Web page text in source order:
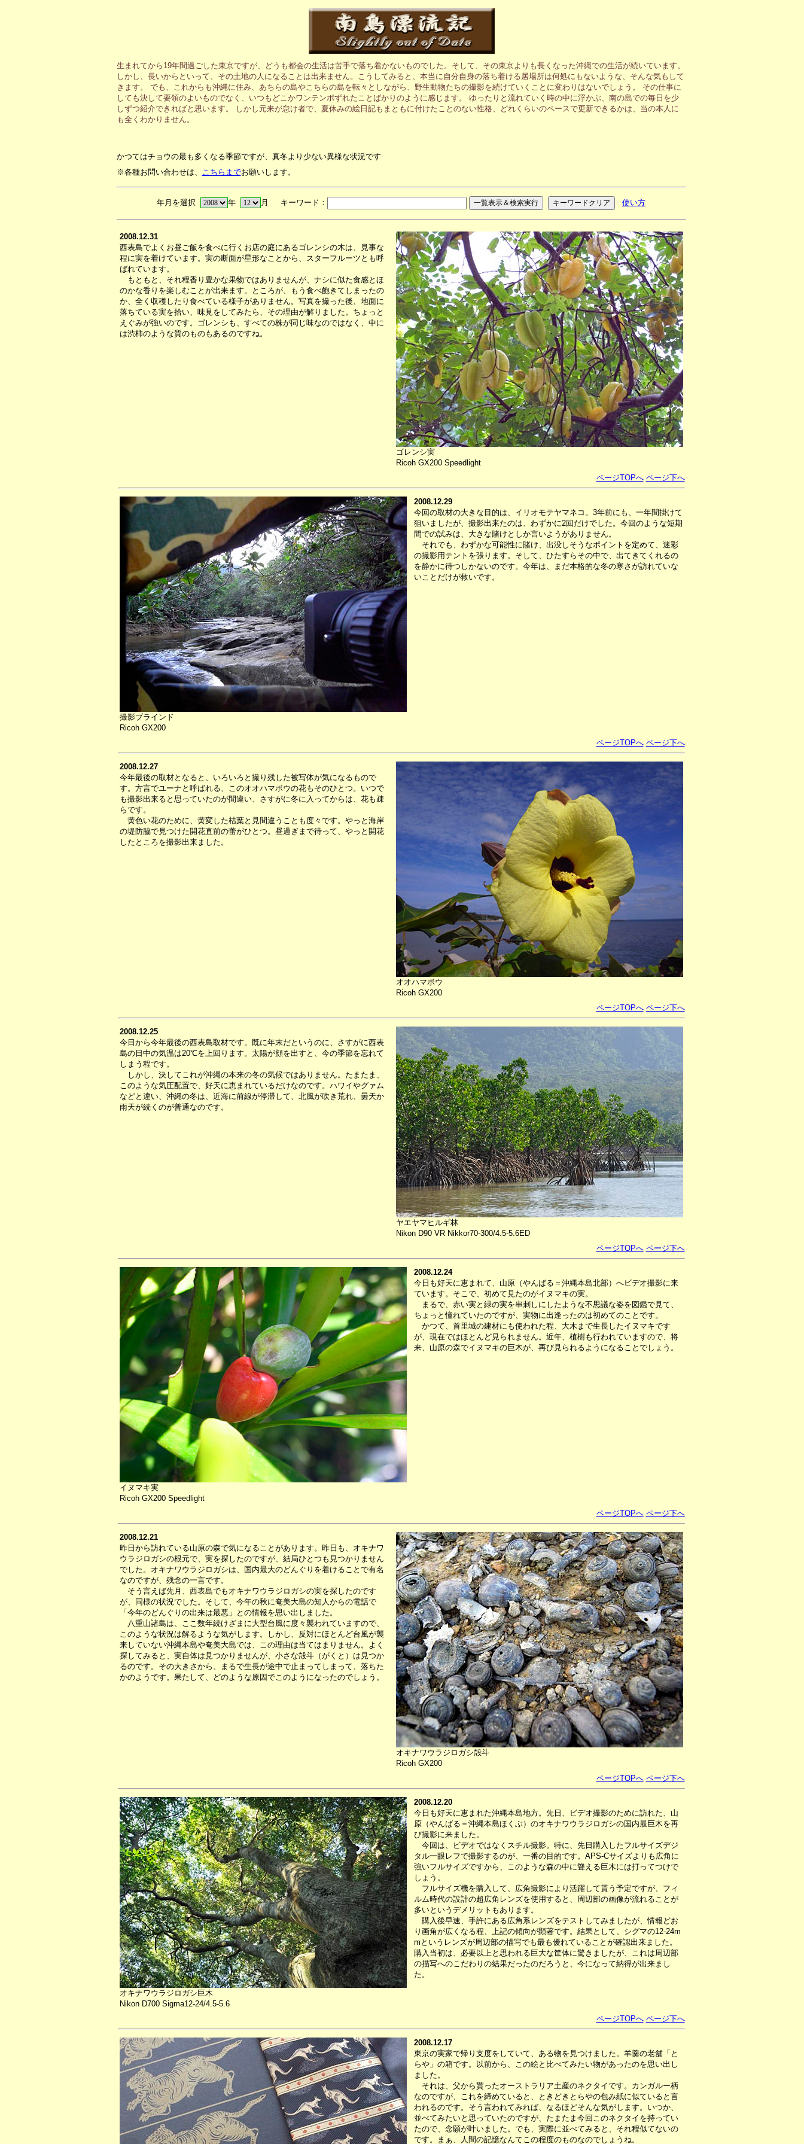
生まれてから19年間過ごした東京ですが、どうも都会の生活は苦手で落ち着かないものでした。そして、その東京よりも長くなった沖縄での生活が続いています。
しかし、長いからといって、その土地の人になることは出来ません。こうしてみると、本当に自分自身の落ち着ける居場所は何処にもないような、そんな気もして
きます。 でも、これからも沖縄に住み、あちらの島やこちらの島を転々としながら、野生動物たちの撮影を続けていくことに変わりはないでしょう。 その仕事に
しても決して要領のよいものでなく、いつもどこかワンテンポずれたことばかりのように感じます。 ゆったりと流れていく時の中に浮かぶ、南の島での毎日を少
しずつ紹介できればと思います。 しかし元来が怠け者で、夏休みの絵日記もまともに付けたことのない性格、どれくらいのペースで更新できるかは、当の本人に
も全くわかりません。
かつてはチョウの最も多くなる季節ですが、真冬より少ない異様な状況です
※各種お問い合わせは、 こちらまでお願いします。
年月を選択 年 月 キーワード： 使い方
2008.12.31
西表島でよくお昼ご飯を食べに行くお店の庭にあるゴレンシの木は、見事な
程に実を着けています。実の断面が星形なことから、スターフルーツとも呼
ばれています。
もともと、それ程香り豊かな果物ではありませんが、ナシに似た食感とほ
のかな香りを楽しむことが出来ます。ところが、もう食べ飽きてしまったの
か、全く収穫したり食べている様子がありません。写真を撮った後、地面に
落ちている実を拾い、味見をしてみたら、その理由が解りました。ちょっと
えぐみが強いのです。ゴレンシも、すべての株が同じ味なのではなく、中に
は渋柿のような質のものもあるのですね。
ゴレンシ実
Ricoh GX200 Speedlight
ページTOPへ ページ下へ
撮影ブラインド
Ricoh GX200
2008.12.29
今回の取材の大きな目的は、イリオモテヤマネコ。3年前にも、一年間掛けて
狙いましたが、撮影出来たのは、わずかに2回だけでした。今回のような短期
間での試みは、大きな賭けとしか言いようがありません。
それでも、わずかな可能性に賭け、出没しそうなポイントを定めて、迷彩
の撮影用テントを張ります。そして、ひたすらその中で、出てきてくれるの
を静かに待つしかないのです。今年は、まだ本格的な冬の寒さが訪れていな
いことだけが救いです。
ページTOPへ ページ下へ
2008.12.27
今年最後の取材となると、いろいろと撮り残した被写体が気になるもので
す。方言でユーナと呼ばれる、このオオハマボウの花もそのひとつ。いつで
も撮影出来ると思っていたのが間違い、さすがに冬に入ってからは、花も疎
らです。
黄色い花のために、黄変した枯葉と見間違うことも度々です。やっと海岸
の堤防脇で見つけた開花直前の蕾がひとつ。昼過ぎまで待って、やっと開花
したところを撮影出来ました。
オオハマボウ
Ricoh GX200
ページTOPへ ページ下へ
2008.12.25
今日から今年最後の西表島取材です。既に年末だというのに、さすがに西表
島の日中の気温は20℃を上回ります。太陽が顔を出すと、今の季節を忘れて
しまう程です。
しかし、決してこれが沖縄の本来の冬の気候ではありません。たまたま、
このような気圧配置で、好天に恵まれているだけなのです。ハワイやグァム
などと違い、沖縄の冬は、近海に前線が停滞して、北風が吹き荒れ、曇天か
雨天が続くのが普通なのです。
ヤエヤマヒルギ林
Nikon D90 VR Nikkor70-300/4.5-5.6ED
ページTOPへ ページ下へ
イヌマキ実
Ricoh GX200 Speedlight
2008.12.24
今日も好天に恵まれて、山原（やんばる＝沖縄本島北部）へビデオ撮影に来
ています。そこで、初めて見たのがイヌマキの実。
まるで、赤い実と緑の実を串刺しにしたような不思議な姿を図鑑で見て、
ちょっと憧れていたのですが、実物に出逢ったのは初めてのことです。
かつて、首里城の建材にも使われた程、大木まで生長したイヌマキです
が、現在ではほとんど見られません。近年、植樹も行われていますので、将
来、山原の森でイヌマキの巨木が、再び見られるようになることでしょう。
ページTOPへ ページ下へ
2008.12.21
昨日から訪れている山原の森で気になることがあります。昨日も、オキナワ
ウラジロガシの根元で、実を探したのですが、結局ひとつも見つかりません
でした。オキナワウラジロガシは、国内最大のどんぐりを着けることで有名
なのですが、残念の一言です。
そう言えば先月、西表島でもオキナワウラジロガシの実を探したのです
が、同様の状況でした。そして、今年の秋に奄美大島の知人からの電話で
「今年のどんぐりの出来は最悪」との情報を思い出しました。
八重山諸島は、ここ数年続けざまに大型台風に度々襲われていますので、
このような状況は解るような気がします。しかし、反対にほとんど台風が襲
来していない沖縄本島や奄美大島では、この理由は当てはまりません。よく
探してみると、実自体は見つかりませんが、小さな殻斗（がくと）は見つか
るのです。その大きさから、まるで生長が途中で止まってしまって、落ちた
かのようです。果たして、どのような原因でこのようになったのでしょう。
オキナワウラジロガシ殻斗
Ricoh GX200
ページTOPへ ページ下へ
オキナワウラジロガシ巨木
Nikon D700 Sigma12-24/4.5-5.6
2008.12.20
今日も好天に恵まれた沖縄本島地方。先日、ビデオ撮影のために訪れた、山
原（やんばる＝沖縄本島ほくぶ）のオキナワウラジロガシの国内最巨木を再
び撮影に来ました。
今回は、ビデオではなくスチル撮影。特に、先日購入したフルサイズデジ
タル一眼レフで撮影するのが、一番の目的です。APS-Cサイズよりも広角に
強いフルサイズですから、このような森の中に聳える巨木には打ってつけで
しょう。
フルサイズ機を購入して、広角撮影により活躍して貰う予定ですが、フィ
ルム時代の設計の超広角レンズを使用すると、周辺部の画像が流れることが
多いというデメリットもあります。
購入後早速、手許にある広角系レンズをテストしてみましたが、情報どお
り画角が広くなる程、上記の傾向が顕著です。結果として、シグマの12-24m
mというレンズが周辺部の描写でも最も優れていることが確認出来ました。
購入当初は、必要以上と思われる巨大な筐体に驚きましたが、これは周辺部
の描写へのこだわりの結果だったのだろうと、今になって納得が出来まし
た。
ページTOPへ ページ下へ
2008.12.17
東京の実家で帰り支度をしていて、ある物を見つけました。羊羹の老舗「と
らや」の箱です。以前から、この絵と比べてみたい物があったのを思い出し
ました。
それは、父から貰ったオーストラリア土産のネクタイです。カンガルー柄
なのですが、これを締めていると、ときどきとらやの包み紙に似ていると言
われるのです。そう言われてみれば、なるほどそんな気がします。いつか、
並べてみたいと思っていたのですが、たまたま今回このネクタイを持ってい
たので、念願が叶いました。でも、実際に並べてみると、それ程似てないの
です。まぁ、人間の記憶なんてこの程度のものなのでしょうね。